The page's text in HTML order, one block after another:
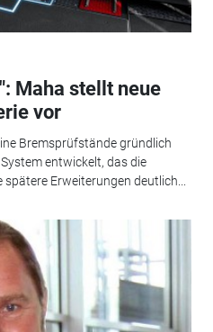
Maha stellt neue
vor
Bremsprüfstände gründlich
entwickelt, das die
Erweiterungen deutlich...